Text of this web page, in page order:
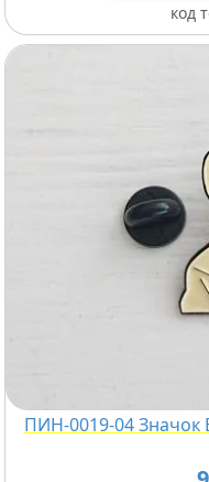
код
ПИН-0019-04 Значок